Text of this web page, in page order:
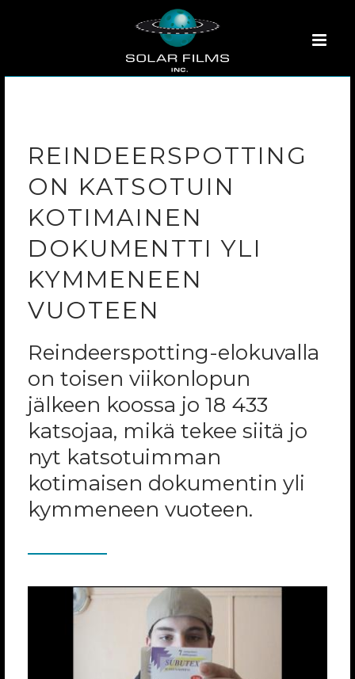
REINDEERSPOTTING
ON KATSOTUIN
KOTIMAINEN
DOKUMENTTI YLI
KYMMENEEN
VUOTEEN
Reindeerspotting-elokuvalla
on toisen viikonlopun
jälkeen koossa jo 18 433
katsojaa, mikä tekee siitä jo
nyt katsotuimman
kotimaisen dokumentin yli
kymmeneen vuoteen.